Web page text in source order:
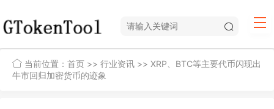
当前位置： 首页 >> 行业资讯 >> XRP、BTC等主要代币闪现出
牛市回归加密货币的迹象